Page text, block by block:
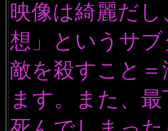
映像は綺麗だ
想」というサ
敵を殺すこと
ます。また、